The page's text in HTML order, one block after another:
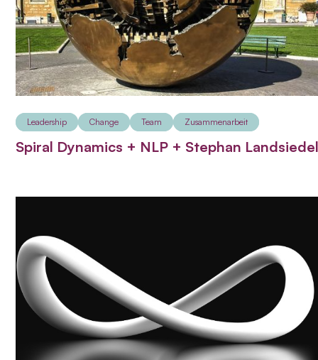
Leadership Change Team Zusammenarbeit
Spiral Dynamics + NLP + Stephan